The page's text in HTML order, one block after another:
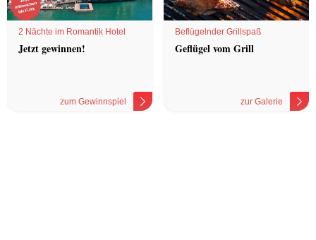
2 Nächte im Romantik Hotel
Jetzt gewinnen!
zum Gewinnspiel
Beflügelnder Grillspaß
Geflügel vom Grill
zur Galerie